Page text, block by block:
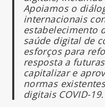
Apoiamos o
internacionais
estabelecimento
saúde digital de
esforços para
resposta a
capitalizar e
normas
digitais COVID-19.